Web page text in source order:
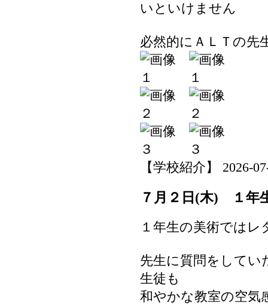
いといけません
必然的にＡＬＴの先
【学校紹介】 2026-
７月２日(木) １年
１年生の美術では
先生に質問をしてい
生徒も
和やかな教室の空気